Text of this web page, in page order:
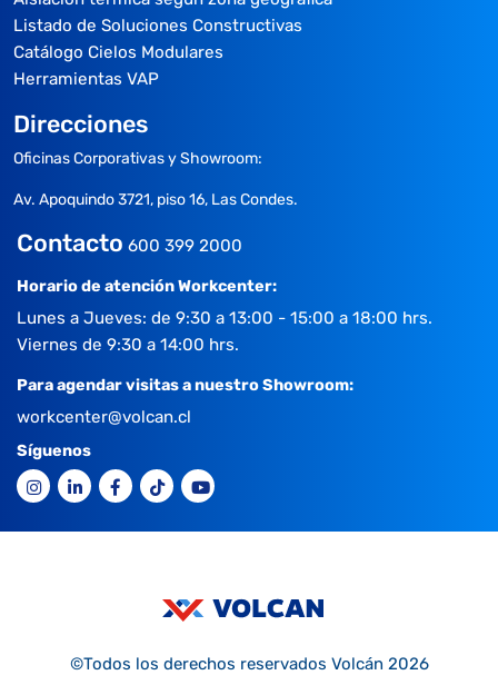
Listado de Soluciones Constructivas
Catálogo Cielos Modulares
Herramientas VAP
Direcciones
Oficinas Corporativas y Showroom:
Av. Apoquindo 3721, piso 16, Las Condes.
Contacto 600 399 2000
Horario de atención Workcenter:
Lunes a Jueves: de 9:30 a 13:00 - 15:00 a 18:00 hrs.
Viernes de 9:30 a 14:00 hrs.
Para agendar visitas a nuestro Showroom:
workcenter@volcan.cl
Síguenos
©Todos los derechos reservados Volcán 2026